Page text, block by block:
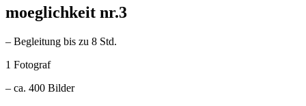
moeglichkeit nr.3
– Begleitung bis zu 8 Std.
1 Fotograf
– ca. 400 Bilder